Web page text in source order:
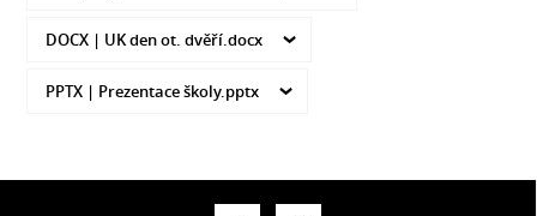
DOCX | UK den ot. dvěří.docx
PPTX | Prezentace školy.pptx